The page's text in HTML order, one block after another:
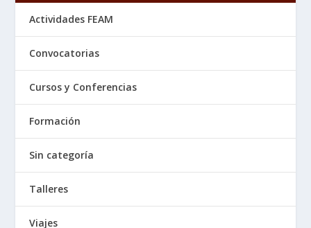
Actividades FEAM
Convocatorias
Cursos y Conferencias
Formación
Sin categoría
Talleres
Viajes